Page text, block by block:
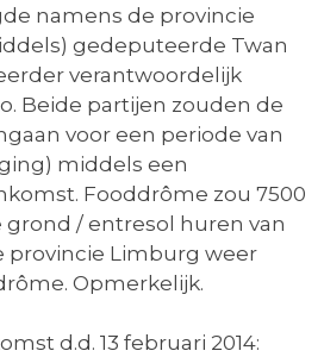
namens de provincie
gedeputeerde Twan
verantwoordelijk
Beide partijen zouden de
voor een periode van
middels een
Fooddrôme zou 7500
grond / entresol huren van
provincie Limburg weer
Opmerkelijk.
d.d. 13 februari 2014: